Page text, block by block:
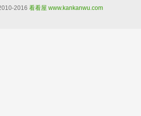
2016 看看屋 www.kankanwu.com